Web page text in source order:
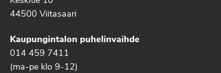
44500 Viitasaari
Kaupungintalon puhelinvaihde
014 459 7411
(ma-pe klo 9-12)